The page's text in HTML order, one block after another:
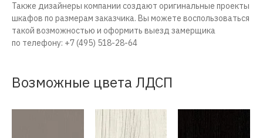
Также дизайнеры компании создают оригинальные проекты
шкафов по размерам заказчика. Вы можете воспользоваться
такой возможностью и оформить выезд замерщика
по телефону: +7 (495) 518-28-64
Возможные цвета ЛДСП